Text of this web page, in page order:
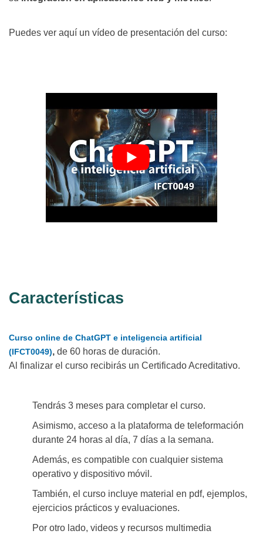
Puedes ver aquí un vídeo de presentación del curso:
Características
Curso online de ChatGPT e inteligencia artificial
(IFCT0049), de 60 horas de duración.
Al finalizar el curso recibirás un Certificado Acreditativo.
Tendrás 3 meses para completar el curso.
Asimismo, acceso a la plataforma de teleformación
durante 24 horas al día, 7 días a la semana.
Además, es compatible con cualquier sistema
operativo y dispositivo móvil.
También, el curso incluye material en pdf, ejemplos,
ejercicios prácticos y evaluaciones.
Por otro lado, videos y recursos multimedia